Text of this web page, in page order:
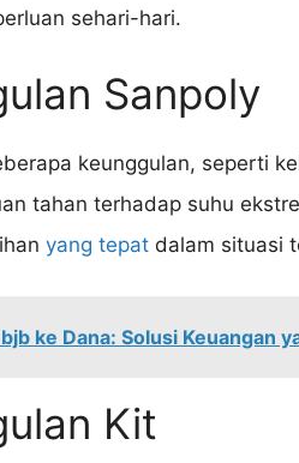
sehari-hari.
Sanpoly
keunggulan, seperti
tahan terhadap suhu
yang tepat dalam situasi
ke Dana: Solusi Keuangan
Kit